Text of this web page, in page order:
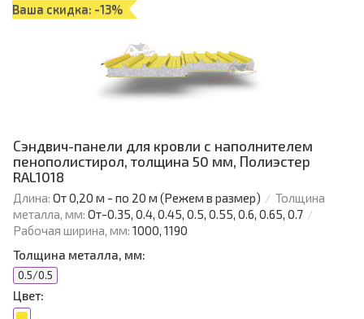
Ваша скидка: -13%
Сэндвич-панели для кровли с наполнителем
пенополистирол, толщина 50 мм, Полиэстер
RAL1018
Длина: От 0,20 м - по 20 м (Режем в размер)
Толщина
металла, мм: От-0.35, 0.4, 0.45, 0.5, 0.55, 0.6, 0.65, 0.7
Рабочая ширина, мм: 1000, 1190
Толщина металла, мм:
0.5/0.5
Цвет: